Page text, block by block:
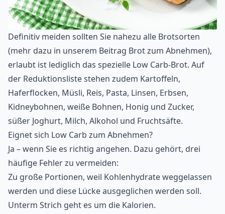
Definitiv meiden sollten Sie nahezu alle Brotsorten
(mehr dazu in unserem Beitrag Brot zum Abnehmen),
erlaubt ist lediglich das spezielle Low Carb-Brot. Auf
der Reduktionsliste stehen zudem Kartoffeln,
Haferflocken, Müsli, Reis, Pasta, Linsen, Erbsen,
Kidneybohnen, weiße Bohnen, Honig und Zucker,
süßer Joghurt, Milch, Alkohol und Fruchtsäfte.
Eignet sich Low Carb zum Abnehmen?
Ja – wenn Sie es richtig angehen. Dazu gehört, drei
häufige Fehler zu vermeiden:
Zu große Portionen, weil Kohlenhydrate weggelassen
werden und diese Lücke ausgeglichen werden soll.
Unterm Strich geht es um die Kalorien.